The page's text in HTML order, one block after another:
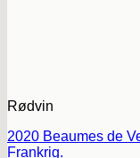
Rødvin
2020 Beaumes de
Frankrig.